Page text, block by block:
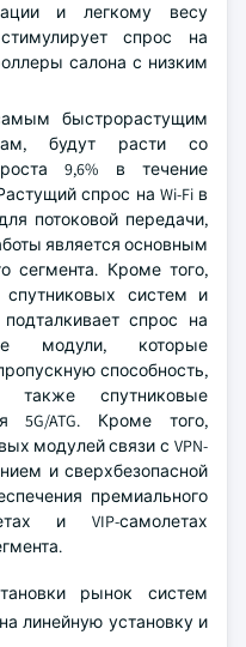
и легкому весу
спрос на
салона с низким
быстрорастущим
будут расти со
9,6% в течение
спрос на Wi-Fi в
потоковой передачи,
является основным
сегмента. Кроме того,
спутниковых систем и
спрос на
модули, которые
способность,
спутниковые
5G/ATG. Кроме того,
модулей связи с VPN-
и сверхбезопасной
премиального
и VIP-самолетах
рынок систем
линейную установку и